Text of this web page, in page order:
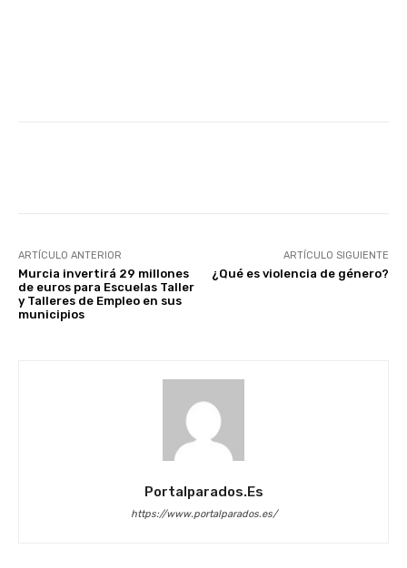
ARTÍCULO ANTERIOR
Murcia invertirá 29 millones
de euros para Escuelas Taller
y Talleres de Empleo en sus
municipios
ARTÍCULO SIGUIENTE
¿Qué es violencia de género?
Portalparados.es
https://www.portalparados.es/